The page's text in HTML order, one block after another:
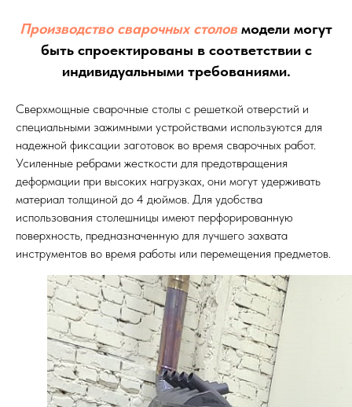
Производство сварочных столов модели могут
быть спроектированы в соответствии с
индивидуальными требованиями.
Сверхмощные сварочные столы с решеткой отверстий и
специальными зажимными устройствами используются для
надежной фиксации заготовок во время сварочных работ.
Усиленные ребрами жесткости для предотвращения
деформации при высоких нагрузках, они могут удерживать
материал толщиной до 4 дюймов. Для удобства
использования столешницы имеют перфорированную
поверхность, предназначенную для лучшего захвата
инструментов во время работы или перемещения предметов.